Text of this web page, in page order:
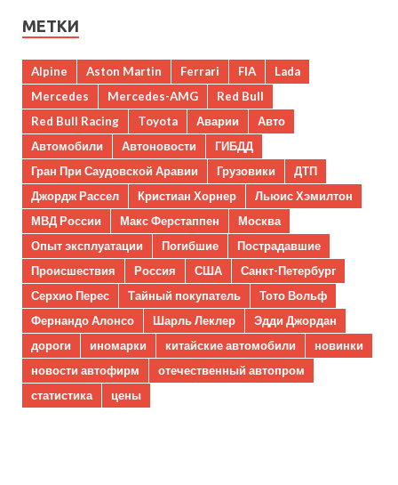
МЕТКИ
Alpine Aston Martin Ferrari FIA
Lada
Mercedes
Mercedes-AMG
Red Bull
Red Bull Racing
Toyota Аварии
Авто
Автомобили
Автоновости
ГИБДД
Гран При Саудовской Аравии
Грузовики
ДТП
Джордж Рассел
Кристиан Хорнер
Льюис Хэмилтон
МВД России
Макс Ферстаппен
Москва
Опыт эксплуатации
Погибшие
Пострадавшие
Происшествия
Россия США
Санкт-Петербург
Серхио Перес
Тайный покупатель
Тото Вольф
Фернандо Алонсо
Шарль Леклер
Эдди Джордан
дороги
иномарки китайские автомобили
новинки
новости автофирм
отечественный автопром
статистика
цены